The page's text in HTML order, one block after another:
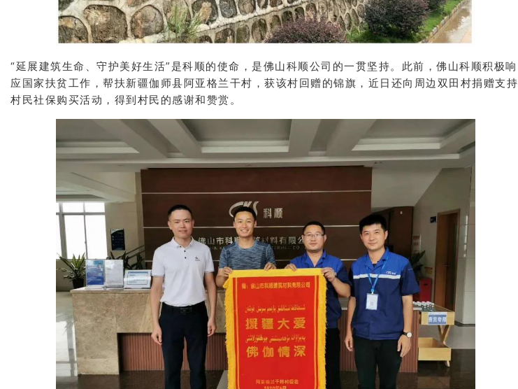
“延展建筑生命、守护美好生活”是科顺的使命，是佛山科顺公司的一贯坚持。此前，佛山科顺积极响
应国家扶贫工作，帮扶新疆伽师县阿亚格兰干村，获该村回赠的锦旗，近日还向周边双田村捐赠支持
村民社保购买活动，得到村民的感谢和赞赏。